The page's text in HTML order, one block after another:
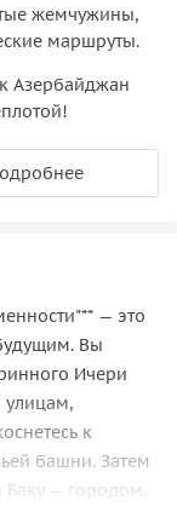
жемчужины,
маршруты.
Азербайджан
— это
Вы
Ичери
к
башни. Затем
— городом,